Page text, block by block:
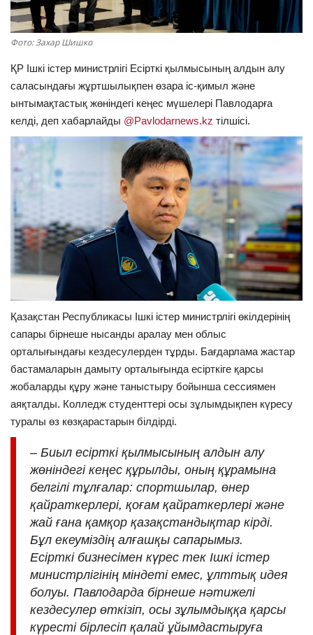
ОЙЫН-САУЫҚ
АРНАЙЫ ЖОБА
OFFICIAL
Тілді тандаңыз
Қазақша
Фото: Захар Шишко
ҚР Ішкі істер министрлігі Есірткі қылмысының алдын алу
саласындағы жұртшылықпен өзара іс-қимыл және
ынтымақтастық жөніндегі кеңес мүшелері Павлодарға
келді, деп хабарлайды @Pavlodarnews.kz тілшісі.
Қазақстан Республикасы Ішкі істер министрлігі өкілдерінің
сапары бірнеше нысанды аралау мен облыс
орталығындағы кездесулерден тұрды. Бағдарлама жастар
бастамаларын дамыту орталығында есірткіге қарсы
жобаларды құру және таныстыру бойынша сессиямен
аяқталды. Колледж студенттері осы зұлымдықпен күресу
туралы өз көзқарастарын білдірді.
– Биыл есірткі қылмысының алдын алу
жөніндегі кеңес құрылды, оның құрамына
белгілі тұлғалар: спортшылар, өнер
қайраткерлері, қоғам қайраткерлері және
жай ғана қамқор қазақстандықтар кірді.
Бұл екеуміздің алғашқы сапарымыз.
Есірткі бизнесімен күрес тек Ішкі істер
министрлігінің міндеті емес, ұлттық идея
болуы. Павлодарда бірнеше нәтижелі
кездесулер өткізіп, осы зұлымдыққа қарсы
күресті бірлесіп қалай ұйымдастыруға